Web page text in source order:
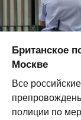
Британское
Москве
Все
полиции по